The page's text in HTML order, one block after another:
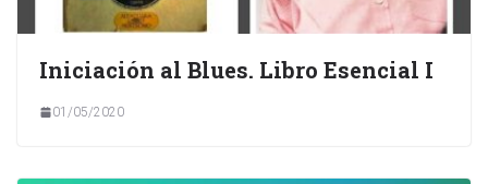
Iniciación al Blues. Libro Esencial I
01/05/2020